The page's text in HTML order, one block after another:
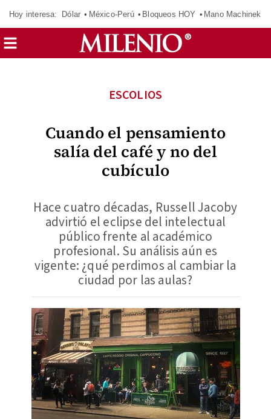
Hoy interesa: Dólar México-Perú Bloqueos HOY Mano Machinek
Cuando el pensamiento
salía del café y no del
cubículo
ESCOLIOS
Hace cuatro décadas, Russell Jacoby
advirtió el eclipse del intelectual
público frente al académico
profesional. Su análisis aún es
vigente: ¿qué perdimos al cambiar la
ciudad por las aulas?